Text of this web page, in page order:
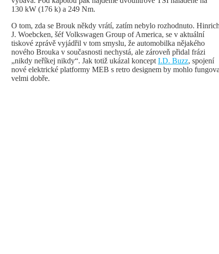
130 kW (176 k) a 249 Nm.
O tom, zda se Brouk někdy vrátí, zatím nebylo rozhodnuto.
J. Woebcken, šéf Volkswagen Group of America, se v aktuální
tiskové zprávě vyjádřil v tom smyslu, že automobilka nějakého
nového Brouka v současnosti nechystá, ale zároveň přidal frázi
„nikdy neříkej nikdy“. Jak totiž ukázal koncept I.D. Buzz, spojení
nové elektrické platformy MEB s retro designem by mohlo
velmi dobře.